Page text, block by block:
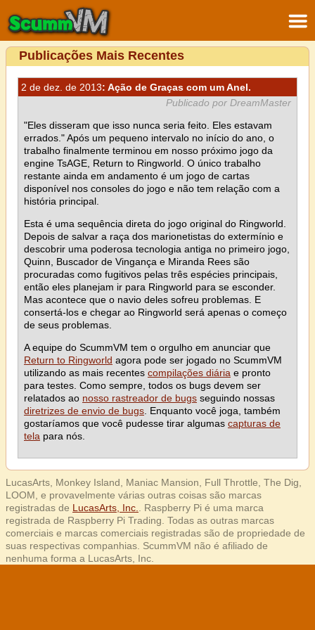
Publicações Mais Recentes
2 de dez. de 2013: Ação de Graças com um Anel.
Publicado por DreamMaster
"Eles disseram que isso nunca seria feito. Eles estavam
errados." Após um pequeno intervalo no início do ano, o
trabalho finalmente terminou em nosso próximo jogo da
engine TsAGE, Return to Ringworld. O único trabalho
restante ainda em andamento é um jogo de cartas
disponível nos consoles do jogo e não tem relação com a
história principal.
Esta é uma sequência direta do jogo original do Ringworld.
Depois de salvar a raça dos marionetistas do extermínio e
descobrir uma poderosa tecnologia antiga no primeiro jogo,
Quinn, Buscador de Vingança e Miranda Rees são
procuradas como fugitivos pelas três espécies principais,
então eles planejam ir para Ringworld para se esconder.
Mas acontece que o navio deles sofreu problemas. E
consertá-los e chegar ao Ringworld será apenas o começo
de seus problemas.
A equipe do ScummVM tem o orgulho em anunciar que
Return to Ringworld agora pode ser jogado no ScummVM
utilizando as mais recentes compilações diária e pronto
para testes. Como sempre, todos os bugs devem ser
relatados ao nosso rastreador de bugs seguindo nossas
diretrizes de envio de bugs . Enquanto você joga, também
gostaríamos que você pudesse tirar algumas capturas de
tela para nós.
LucasArts, Monkey Island, Maniac Mansion, Full Throttle, The Dig,
LOOM, e provavelmente várias outras coisas são marcas
registradas de LucasArts, Inc.
. Raspberry Pi é uma marca
registrada de Raspberry Pi Trading. Todas as outras marcas
comerciais e marcas comerciais registradas são de propriedade de
suas respectivas companhias. ScummVM não é afiliado de
nenhuma forma a LucasArts, Inc.